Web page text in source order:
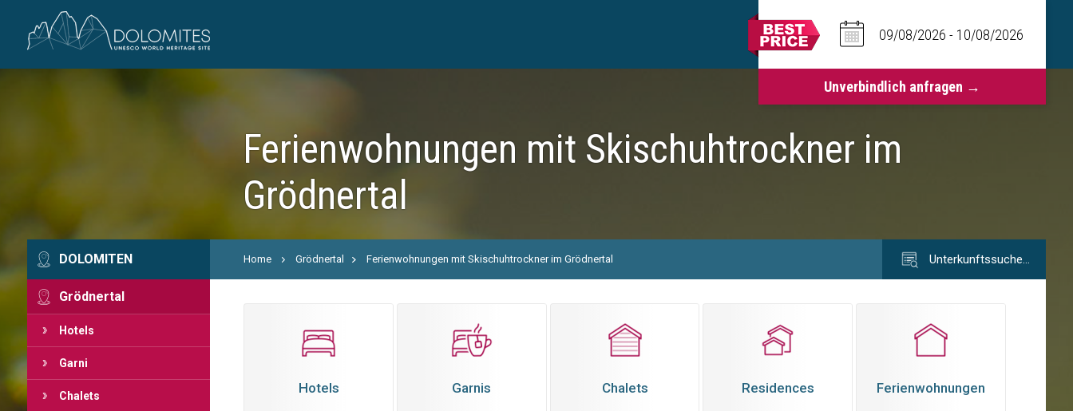
Ferienwohnungen mit Skischuhtrockner im
Grödnertal
DOLOMITEN
Grödnertal
Hotels
Garni
Chalets
Home Grödnertal Ferienwohnungen mit Skischuhtrockner im Grödnertal Unterkunftssuche…
Hotels Garnis Chalets Residences Ferienwohnungen